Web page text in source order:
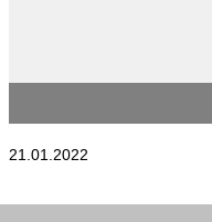
21.01.2022